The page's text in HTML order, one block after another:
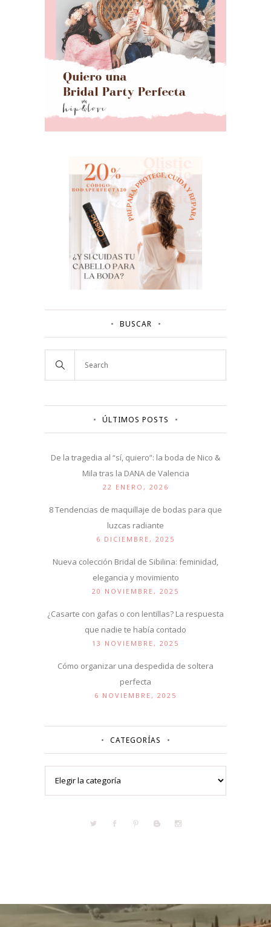
BUSCAR
ÚLTIMOS POSTS
De la tragedia al “sí, quiero”: la boda de Nico &
Mila tras la DANA de Valencia
22 ENERO, 2026
8 Tendencias de maquillaje de bodas para que
luzcas radiante
6 DICIEMBRE, 2025
Nueva colección Bridal de Sibilina: feminidad,
elegancia y movimiento
20 NOVIEMBRE, 2025
¿Casarte con gafas o con lentillas? La respuesta
que nadie te había contado
13 NOVIEMBRE, 2025
Cómo organizar una despedida de soltera
perfecta
6 NOVIEMBRE, 2025
CATEGORÍAS